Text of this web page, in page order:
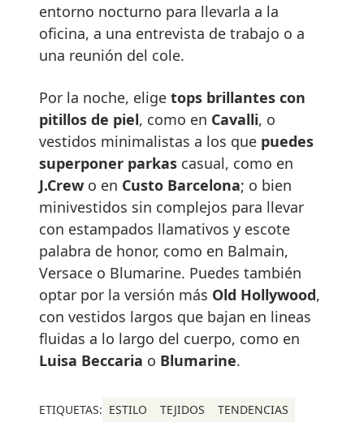
entorno nocturno para llevarla a la
oficina, a una entrevista de trabajo o a
una reunión del cole.
Por la noche, elige tops brillantes con
pitillos de piel, como en Cavalli, o
vestidos minimalistas a los que puedes
superponer parkas casual, como en
J.Crew o en Custo Barcelona; o bien
minivestidos sin complejos para llevar
con estampados llamativos y escote
palabra de honor, como en Balmain,
Versace o Blumarine. Puedes también
optar por la versión más Old Hollywood,
con vestidos largos que bajan en lineas
fluidas a lo largo del cuerpo, como en
Luisa Beccaria o Blumarine.
ETIQUETAS: ESTILO TEJIDOS TENDENCIAS